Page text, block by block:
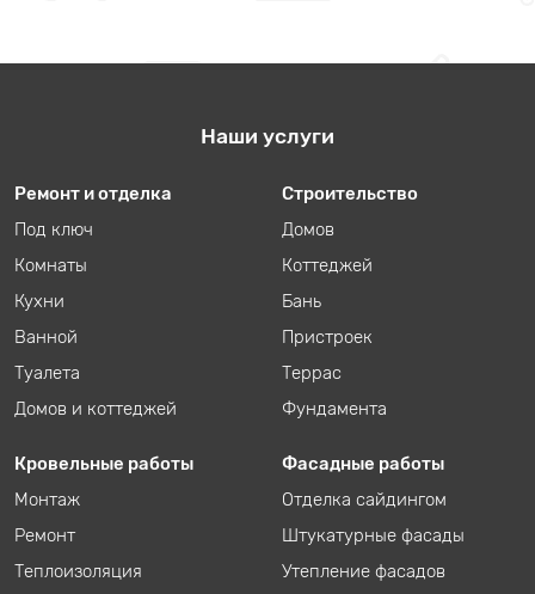
Наши услуги
Ремонт и отделка
Под ключ
Комнаты
Кухни
Ванной
Туалета
Домов и коттеджей
Строительство
Домов
Коттеджей
Бань
Пристроек
Террас
Фундамента
Кровельные работы
Монтаж
Ремонт
Теплоизоляция
Фасадные работы
Отделка сайдингом
Штукатурные фасады
Утепление фасадов